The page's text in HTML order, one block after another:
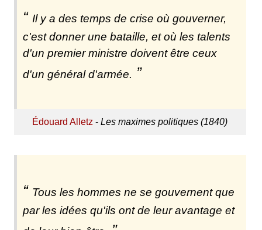
Il y a des temps de crise où gouverner,
c'est donner une bataille, et où les talents
d'un premier ministre doivent être ceux
d'un général d'armée.
Édouard Alletz -Les maximes politiques (1840)
Tous les hommes ne se gouvernent que
par les idées qu'ils ont de leur avantage et